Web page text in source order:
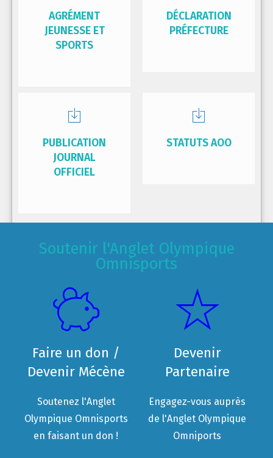
AGRÉMENT
JEUNESSE ET
SPORTS
DÉCLARATION
PRÉFECTURE
PUBLICATION
JOURNAL
OFFICIEL
STATUTS AOO
Soutenir l'Anglet Olympique
Omnisports
Faire un don /
Devenir Mécène
Soutenez l'Anglet
Olympique Omnisports
en faisant un don !
Devenir
Partenaire
Engagez-vous auprès
de l'Anglet Olympique
Omniports